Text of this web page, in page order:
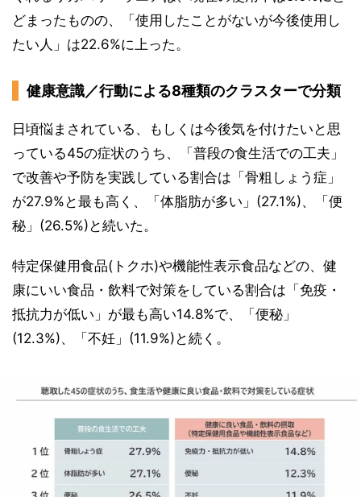
どまったものの、「使用したことがないが今後使用し
たい人」は22.6%に上った。
健康意識／行動による8種類のクラスターで分類
日頃悩まされている、もしくは今後気を付けたいと思
っている45の症状のうち、「普段の食生活での工夫」
で改善や予防を実践している割合は「骨粗しょう症」
が27.9%と最も高く、「体脂肪が多い」(27.1%)、「便
秘」(26.5%)と続いた。
特定保健用食品(トクホ)や機能性表示食品などの、健
康にいい食品・飲料で対策をしている割合は「免疫・
抵抗力が低い」が最も高い14.8%で、「便秘」
(12.3%)、「不妊」(11.9%)と続く。